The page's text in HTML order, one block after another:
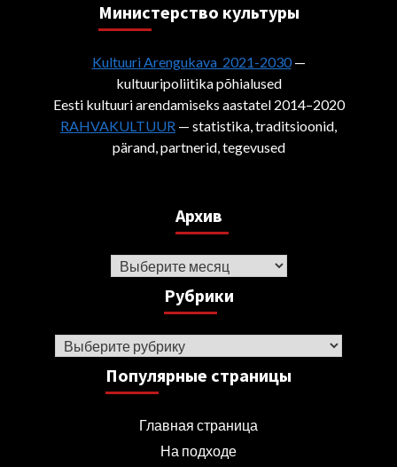
Министерствo культуры
Kultuuri Arengukava 2021-2030—
kultuuripoliitika põhialused
Eesti kultuuri arendamiseks aastatel 2014–2020
RAHVAKULTUUR — statistika, traditsioonid,
pärand, partnerid, tegevused
Архив
Архив
Рубрики
Рубрики
Популярные страницы
Главная страница
На подходе